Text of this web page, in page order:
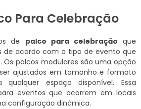
Para Celebração
de palco para celebração que
de acordo com o tipo de evento que
Os palcos modulares são uma opção
ajustados em tamanho e formato
espaço disponível. Essa
eventos que ocorrem em locais
configuração dinâmica.